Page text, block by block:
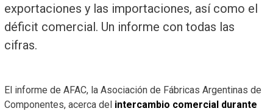
exportaciones y las importaciones, así como el
déficit comercial. Un informe con todas las
cifras.
El informe de AFAC, la Asociación de Fábricas Argentinas de
Componentes, acerca del intercambio comercial durante